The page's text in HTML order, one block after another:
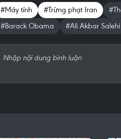
#Máy tính #Trừng phạt Iran
#Barack Obama
#Ali Akbar Salehi